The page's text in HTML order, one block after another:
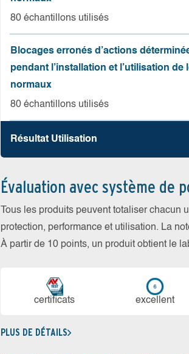
80 échantillons utilisés
Blocages erronés d’actions
pendant l’installation et l’utilisation de
normaux
80 échantillons utilisés
Résultat Utilisation
Évaluation avec système de
Tous les produits peuvent totaliser
protection, performance et utilisation. La
À partir de 10 points, un produit obtient le
certi­ficats ex­cellent
PLUS DE DÉTAILS